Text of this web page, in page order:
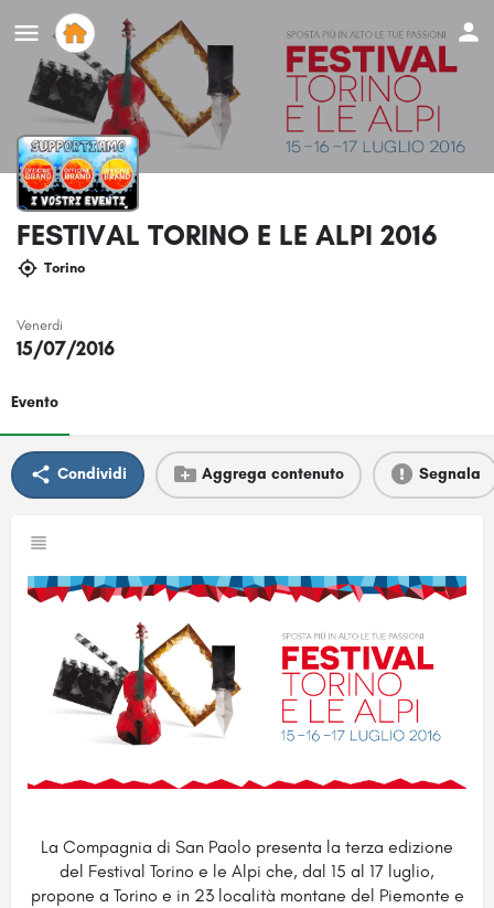
FESTIVAL TORINO E LE ALPI 2016
Torino
Venerdi
15/07/2016
Evento
Condividi Aggrega contenuto Segnala
La Compagnia di San Paolo presenta la terza edizione
del Festival Torino e le Alpi che, dal 15 al 17 luglio,
propone a Torino e in 23 località montane del Piemonte e